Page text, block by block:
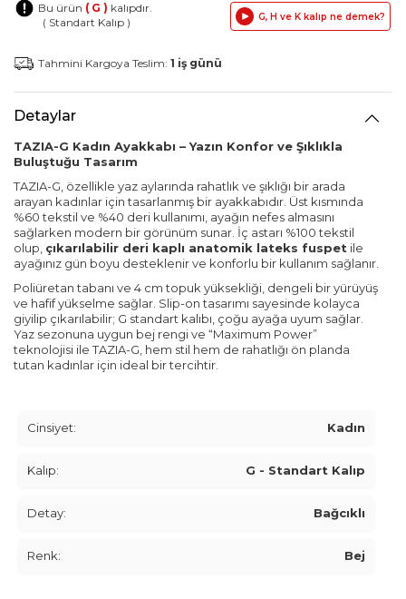
Bu ürün ( G ) kalıpdır.
( Standart Kalıp )
G, H ve K kalıp ne demek?
Tahmini Kargoya Teslim: 1 iş günü
Detaylar
TAZIA-G Kadın Ayakkabı – Yazın Konfor ve Şıklıkla
Buluştuğu Tasarım
TAZIA-G, özellikle yaz aylarında rahatlık ve şıklığı bir arada
arayan kadınlar için tasarlanmış bir ayakkabıdır. Üst kısmında
%60 tekstil ve %40 deri kullanımı, ayağın nefes almasını
sağlarken modern bir görünüm sunar. İç astarı %100 tekstil
olup, çıkarılabilir deri kaplı anatomik lateks fuspet ile
ayağınız gün boyu desteklenir ve konforlu bir kullanım sağlanır.
Poliüretan tabanı ve 4 cm topuk yüksekliği, dengeli bir yürüyüş
ve hafif yükselme sağlar. Slip-on tasarımı sayesinde kolayca
giyilip çıkarılabilir; G standart kalıbı, çoğu ayağa uyum sağlar.
Yaz sezonuna uygun bej rengi ve “Maximum Power”
teknolojisi ile TAZIA-G, hem stil hem de rahatlığı ön planda
tutan kadınlar için ideal bir tercihtir.
Cinsiyet: Kadın
Kalıp: G - Standart Kalıp
Detay: Bağcıklı
Renk: Bej